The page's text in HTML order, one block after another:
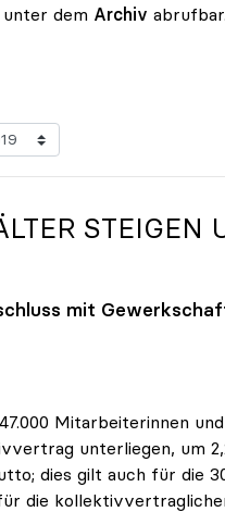
dem Archiv abrufbar.
STEIGEN
mit
Mitarbeiterinnen
unterliegen, um
dies gilt auch für die
die